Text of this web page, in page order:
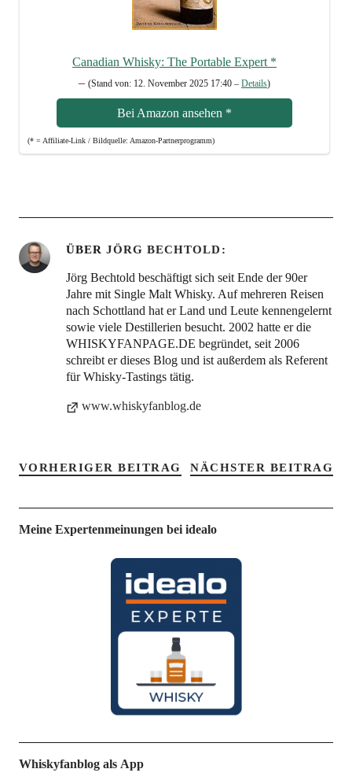
Cana­di­an Whis­ky: The Por­ta­ble Expert *
– (Stand von: 12. Novem­ber 2025 17:40 – Details)
Bei Ama­zon anse­hen *
(* = Affi­lia­te-Link / Bild­quel­le: Amazon-Partnerprogramm)
ÜBER JÖRG BECHTOLD
Jörg Bechtold beschäftigt sich seit Ende der 90er
Jahre mit Single Malt Whisky. Auf mehreren Reisen
nach Schottland hat er Land und Leute kennengelernt
sowie viele Destillerien besucht. 2002 hatte er die
WHISKYFANPAGE.DE begründet, seit 2006
schreibt er dieses Blog und ist außerdem als Referent
für Whisky-Tastings tätig.
www.whiskyfanblog.de
VORHERIGER BEITRAG NÄCHSTER BEITRAG
Meine Expertenmeinungen bei idealo
Whiskyfanblog als App